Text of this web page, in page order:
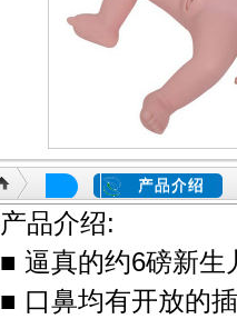
产品介绍
产品介绍:
■ 逼真的约6磅新生
■ 口鼻均有开放的